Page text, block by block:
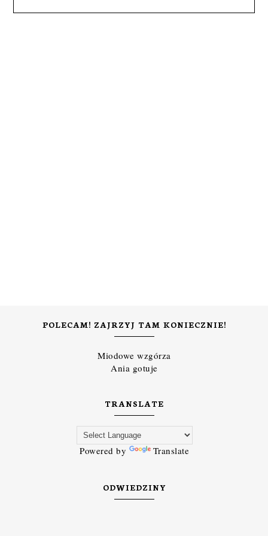
POLECAM! ZAJRZYJ TAM KONIECZNIE!
Miodowe wzgórza
Ania gotuje
TRANSLATE
Powered by Translate
ODWIEDZINY